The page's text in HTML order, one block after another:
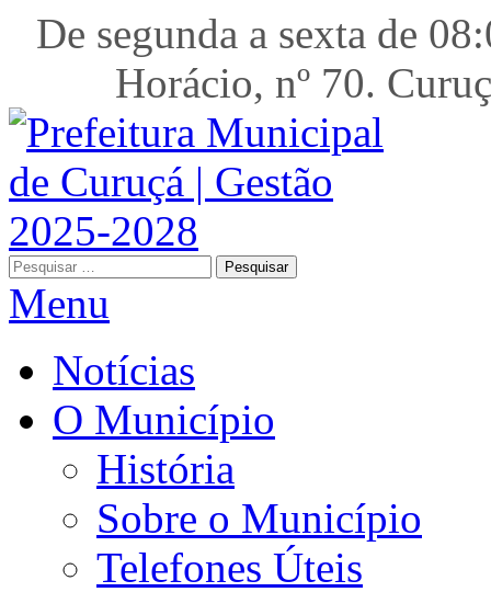
De segunda a sexta
Horácio, nº 70.
Pesquisar
por:
Menu
Notícias
O Município
História
Sobre o Município
Telefones Úteis